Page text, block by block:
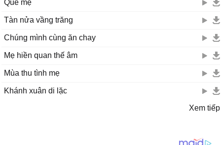
Quê mẹ
Tàn nửa vầng trăng
Chúng mình cùng ăn chay
Mẹ hiền quan thế âm
Mùa thu tình mẹ
Khánh xuân di lặc
Xem tiếp